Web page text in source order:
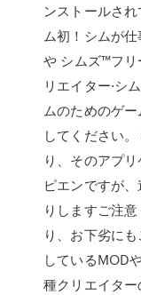
ンストールさ
ム初！シムが
や シムズ™フリ
リエイター·シ
ムのためのゲ
してください
り、そのアプ
ピエンですが
りしますご注
り、お下劣に
しているMOD
種クリエイタ